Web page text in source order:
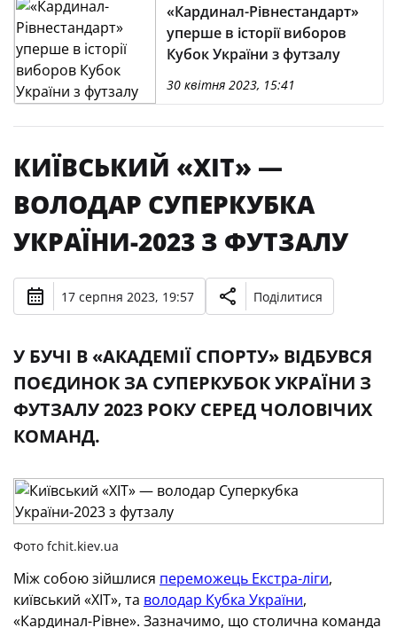
«Кардинал-Рівнестандарт»
уперше в історії виборов
Кубок України з футзалу
30 квітня 2023, 15:41
КИЇВСЬКИЙ «ХІТ» —
ВОЛОДАР СУПЕРКУБКА
УКРАЇНИ-2023 З ФУТЗАЛУ
17 серпня 2023, 19:57 Поділитися
У БУЧІ В «АКАДЕМІЇ СПОРТУ» ВІДБУВСЯ
ПОЄДИНОК ЗА СУПЕРКУБОК УКРАЇНИ З
ФУТЗАЛУ 2023 РОКУ СЕРЕД ЧОЛОВІЧИХ
КОМАНД.
Фото fchit.kiev.ua
Між собою зійшлися переможець Екстра-ліги,
київський «ХІТ», та володар Кубка України,
«Кардинал-Рівне». Зазначимо, що столична команда